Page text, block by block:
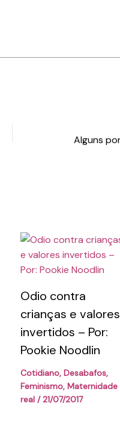
Odio contra
crianças e valores
invertidos – Por:
Pookie Noodlin
Cotidiano, Desabafos,
Feminismo, Maternidade
real/21/07/2017